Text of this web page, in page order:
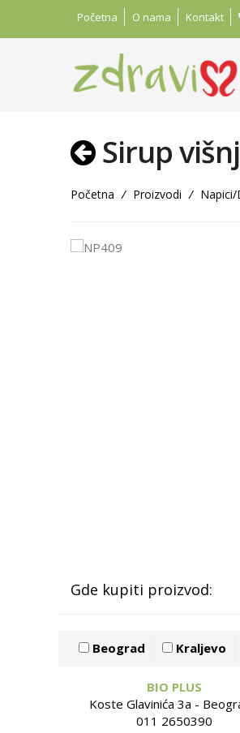
Početna O nama Kontakt
Sirup
Početna / Proizvodi /
Gde kupiti proizvod:
Beograd Kraljevo
BIO PLUS
Koste Glavinića 3a -
011 2650390